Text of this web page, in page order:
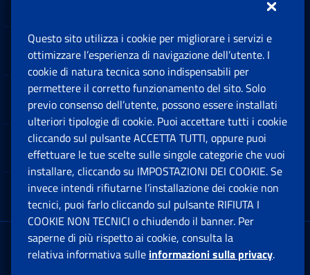
Sedi e Contatti
Software
Note Legali
App mobile
Sede Legale : Via Ciro il Grande, 21
00144 Roma
Questo sito utilizza i cookie per migliorare i servizi e
ottimizzare l’esperienza di navigazione dell’utente. I
cookie di natura tecnica sono indispensabili per
permettere il corretto funzionamento del sito. Solo
previo consenso dell’utente, possono essere installati
ulteriori tipologie di cookie. Puoi accettare tutti i cookie
cliccando sul pulsante ACCETTA TUTTI, oppure puoi
effettuare le tue scelte sulle singole categorie che vuoi
installare, cliccando su IMPOSTAZIONI DEI COOKIE. Se
invece intendi rifiutarne l’installazione dei cookie non
tecnici, puoi farlo cliccando sul pulsante RIFIUTA I
COOKIE NON TECNICI o chiudendo il banner. Per
saperne di più rispetto ai cookie, consulta la
relativa informativa sulle informazioni sulla privacy.